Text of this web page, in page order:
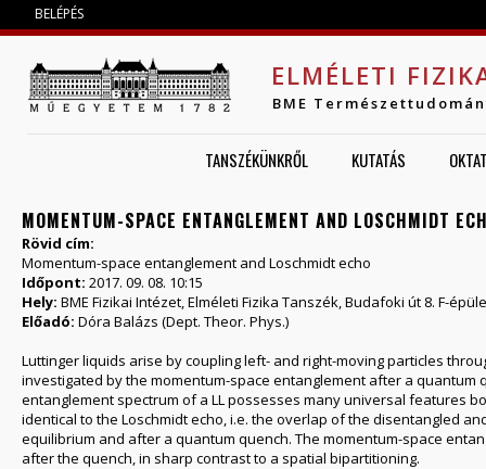
BELÉPÉS
ELMÉLETI
BME
TANSZÉKÜNKRŐL KUTATÁS
MOMENTUM-SPACE ENTANGLEMENT AND LOSCHMIDT
Rövid cím:
Momentum-space entanglement and Loschmidt echo
Időpont: 2017. 09. 08. 10:15
Hely: BME Fizikai Intézet, Elméleti Fizika Tanszék, Budafoki út 8. F-
Előadó: Dóra Balázs (Dept. Theor. Phys.)
Luttinger liquids arise by coupling left- and right-moving particles
investigated by the momentum-space entanglement after a
entanglement spectrum of a LL possesses many universal features
identical to the Loschmidt echo, i.e. the overlap of the disentangled
equilibrium and after a quantum quench. The momentum-space
after the quench, in sharp contrast to a spatial bipartitioning.